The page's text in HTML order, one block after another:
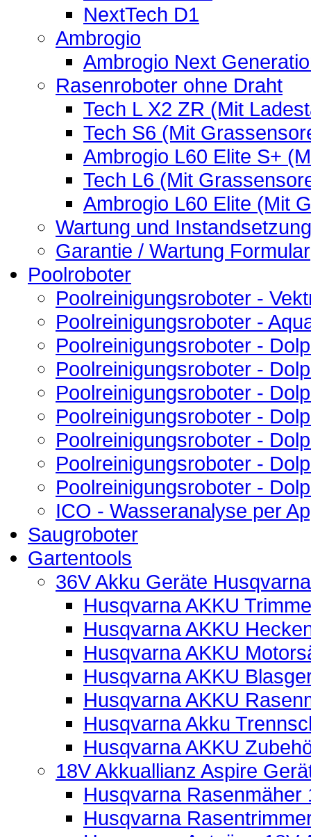
NextTech D1
Ambrogio
Ambrogio Next
Rasenroboter ohne Draht
Tech L X2 ZR (Mit
Tech S6 (Mit
Ambrogio L60 Elite S+
Tech L6 (Mit
Ambrogio L60 Elite (Mit
Wartung und Instandsetzung
Garantie / Wartung Formular
Poolroboter
Poolreinigungsroboter -
Poolreinigungsroboter -
Poolreinigungsroboter -
Poolreinigungsroboter -
Poolreinigungsroboter -
Poolreinigungsroboter -
Poolreinigungsroboter -
Poolreinigungsroboter -
Poolreinigungsroboter -
ICO - Wasseranalyse per
Saugroboter
Gartentools
36V Akku Geräte Husqvarna
Husqvarna AKKU
Husqvarna AKKU
Husqvarna AKKU
Husqvarna AKKU
Husqvarna AKKU
Husqvarna Akku
Husqvarna AKKU
18V Akkuallianz Aspire
Husqvarna Rasenmäher
Husqvarna